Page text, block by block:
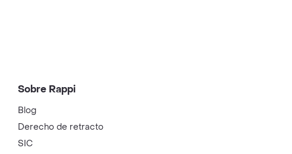
Sobre Rappi
Blog
Derecho de retracto
SIC